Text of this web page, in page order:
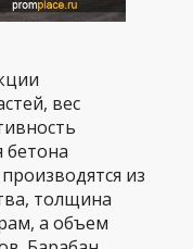
вес
из
толщина
а объем